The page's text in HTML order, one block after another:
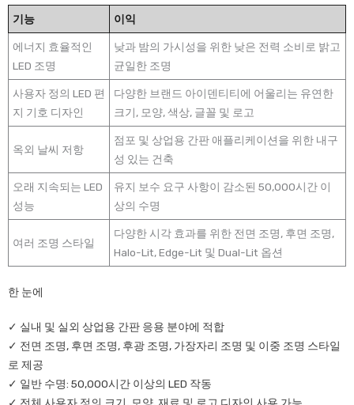
기능 이익
에너지 효율적인
LED 조명
낮과 밤의 가시성을 위한 낮은 전력 소비로 밝고
균일한 조명
사용자 정의 LED 편
지 기호 디자인
다양한 브랜드 아이덴티티에 어울리는 유연한
크기, 모양, 색상, 글꼴 및 로고
옥외 날씨 저항
점포 및 상업용 간판 애플리케이션을 위한 내구
성 있는 건축
오래 지속되는 LED
성능
유지 보수 요구 사항이 감소된 50,000시간 이
상의 수명
여러 조명 스타일
다양한 시각 효과를 위한 전면 조명, 후면 조명,
Halo-Lit, Edge-Lit 및 Dual-Lit 옵션
한 눈에
✓ 실내 및 실외 상업용 간판 응용 분야에 적합
✓ 전면 조명, 후면 조명, 후광 조명, 가장자리 조명 및 이중 조명 스타일
로 제공
✓ 일반 수명: 50,000시간 이상의 LED 작동